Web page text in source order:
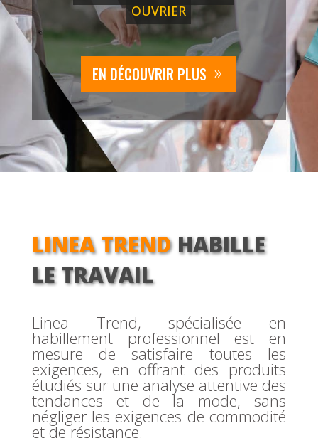
OUVRIER
EN DÉCOUVRIR PLUS
LINEA TRENDHABILLE
LE TRAVAIL
Linea Trend, spécialisée en
habillement professionnel est en
mesure de satisfaire toutes les
exigences, en offrant des produits
étudiés sur une analyse attentive des
tendances et de la mode, sans
négliger les exigences de commodité
et de résistance.